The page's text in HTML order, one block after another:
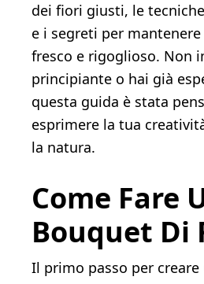
dei fiori giusti, le
e i segreti per
fresco e rigoglioso. Non
principiante o hai già
questa guida è stata
esprimere la tua
la natura.
Come Fare
Bouquet Di
Il primo passo per